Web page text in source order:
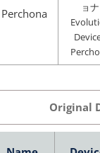
Perchona
ョナ
Original